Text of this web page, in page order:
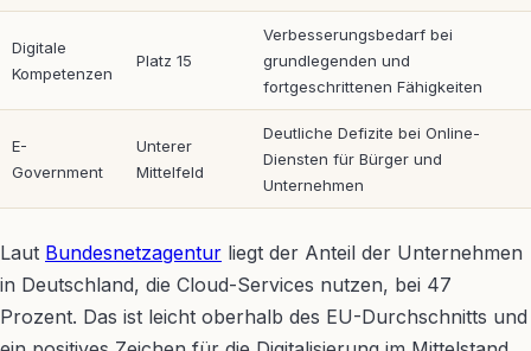
Digitale
Kompetenzen
Platz 15
Verbesserungsbedarf bei
grundlegenden und
fortgeschrittenen Fähigkeiten
E-
Government
Unterer
Mittelfeld
Deutliche Defizite bei Online-
Diensten für Bürger und
Unternehmen
Laut Bundesnetzagentur liegt der Anteil der Unternehmen
in Deutschland, die Cloud-Services nutzen, bei 47
Prozent. Das ist leicht oberhalb des EU-Durchschnitts und